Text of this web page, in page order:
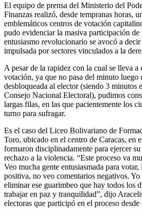
El equipo de prensa del Ministerio del
Finanzas realizó, desde tempranas horas,
emblemáticos centros de votación
pudo evidenciar la masiva participación
entusiasmo revolucionario se avocó a
impulsada por sectores vinculados a la
A pesar de la rapidez con la cual se lleva a
votación, ya que no pasa del minuto luego
desbloqueada al elector (siendo 3 minutos
Consejo Nacional Electoral), pudimos
largas filas, en las que pacientemente los
turno para sufragar.
Es el caso del Liceo Bolivariano de
Toro, ubicado en el centro de Caracas, en
formaron disciplinadamente para ejercer
rechazo a la violencia. “Este proceso va
Veo mucha gente entusiasmada para votar,
positiva, no veo comentarios negativos.
eliminar ese guarimbeo que hay todos los
trabajar en paz y tranquilidad”, dijo
electoras que participó en el proceso